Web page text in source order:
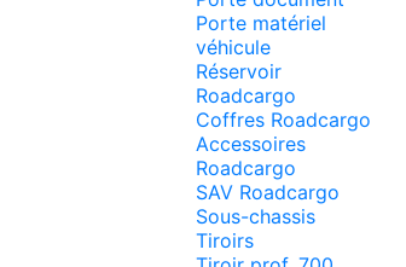
Porte matériel
véhicule
Réservoir
Roadcargo
Coffres Roadcargo
Accessoires
Roadcargo
SAV Roadcargo
Sous-chassis
Tiroirs